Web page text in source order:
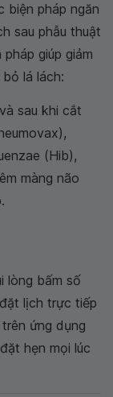
biện pháp ngăn
sau phẫu thuật
giúp giảm
lá lách:
sau khi cắt
(Hib),
màng não
lòng bấm số
lịch trực tiếp
ứng dụng
hẹn mọi lúc